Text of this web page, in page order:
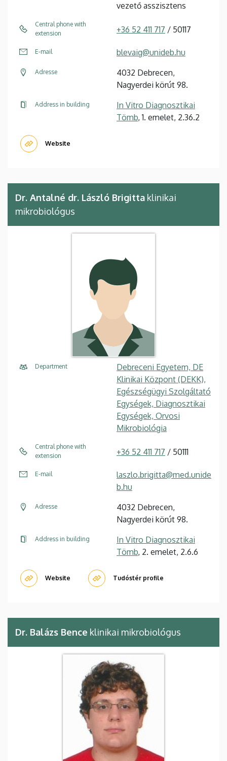
vezető asszisztens
Central phone with
extension
+36 52 411 717 / 50117
E-mail blevaig@unideb.hu
Adresse
4032 Debrecen,
Nagyerdei körút 98.
Address in building
In Vitro Diagnosztikai
Tömb, 1. emelet, 2.36.2
Website
Dr. Antalné dr. László Brigitta klinikai
mikrobiológus
Department
Debreceni Egyetem, DE
Klinikai Központ (DEKK),
Egészségügyi Szolgáltató
Egységek, Diagnosztikai
Egységek, Orvosi
Mikrobiológia
Central phone with
extension
+36 52 411 717 / 50111
E-mail
laszlo.brigitta@med.unide
b.hu
Adresse
4032 Debrecen,
Nagyerdei körút 98.
Address in building
In Vitro Diagnosztikai
Tömb, 2. emelet, 2.6.6
Website Tudóstér profile
Dr. Balázs Bence klinikai mikrobiológus